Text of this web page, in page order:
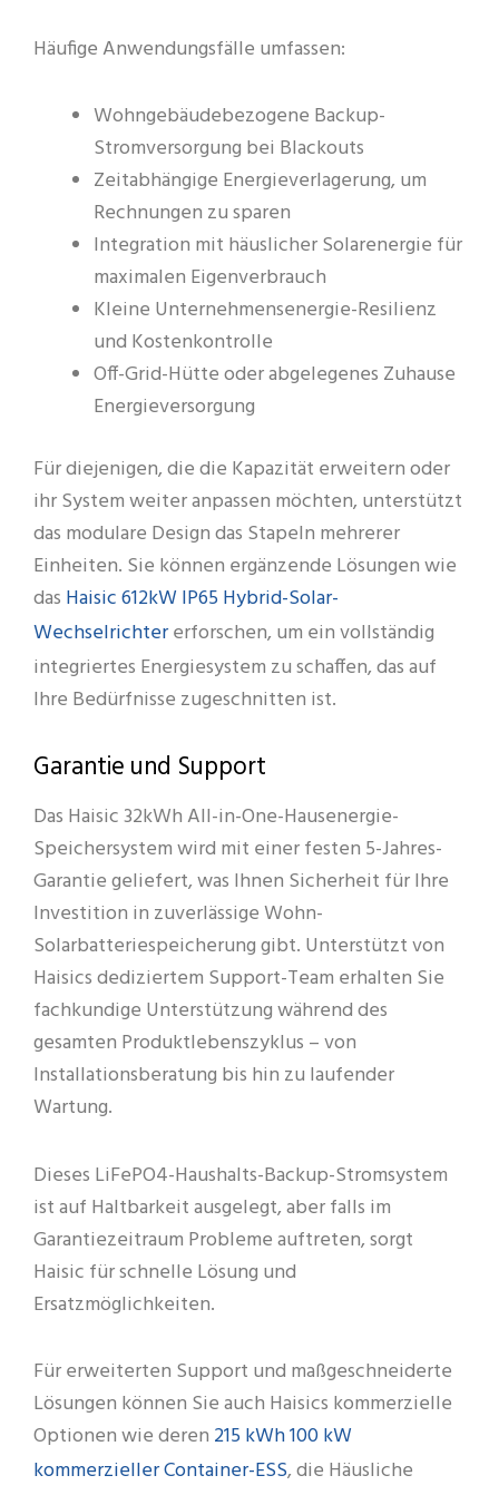
Häufige Anwendungsfälle umfassen:
Wohngebäudebezogene Backup-
Stromversorgung bei Blackouts
Zeitabhängige Energieverlagerung, um
Rechnungen zu sparen
Integration mit häuslicher Solarenergie für
maximalen Eigenverbrauch
Kleine Unternehmensenergie-Resilienz
und Kostenkontrolle
Off-Grid-Hütte oder abgelegenes Zuhause
Energieversorgung
Für diejenigen, die die Kapazität erweitern oder
ihr System weiter anpassen möchten, unterstützt
das modulare Design das Stapeln mehrerer
Einheiten. Sie können ergänzende Lösungen wie
das Haisic 612kW IP65 Hybrid-Solar-
Wechselrichtererforschen, um ein vollständig
integriertes Energiesystem zu schaffen, das auf
Ihre Bedürfnisse zugeschnitten ist.
Garantie und Support
Das Haisic 32kWh All-in-One-Hausenergie-
Speichersystem wird mit einer festen 5-Jahres-
Garantie geliefert, was Ihnen Sicherheit für Ihre
Investition in zuverlässige Wohn-
Solarbatteriespeicherung gibt. Unterstützt von
Haisics dediziertem Support-Team erhalten Sie
fachkundige Unterstützung während des
gesamten Produktlebenszyklus – von
Installationsberatung bis hin zu laufender
Wartung.
Dieses LiFePO4-Haushalts-Backup-Stromsystem
ist auf Haltbarkeit ausgelegt, aber falls im
Garantiezeitraum Probleme auftreten, sorgt
Haisic für schnelle Lösung und
Ersatzmöglichkeiten.
Für erweiterten Support und maßgeschneiderte
Lösungen können Sie auch Haisics kommerzielle
Optionen wie deren 215 kWh 100 kW
kommerzieller Container-ESS, die Häusliche